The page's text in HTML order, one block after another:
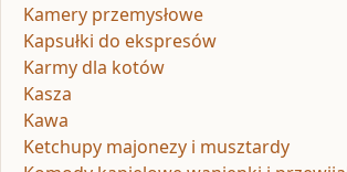
Kamery przemysłowe
Kapsułki do ekspresów
Karmy dla kotów
Kasza
Kawa
Ketchupy majonezy i musztardy